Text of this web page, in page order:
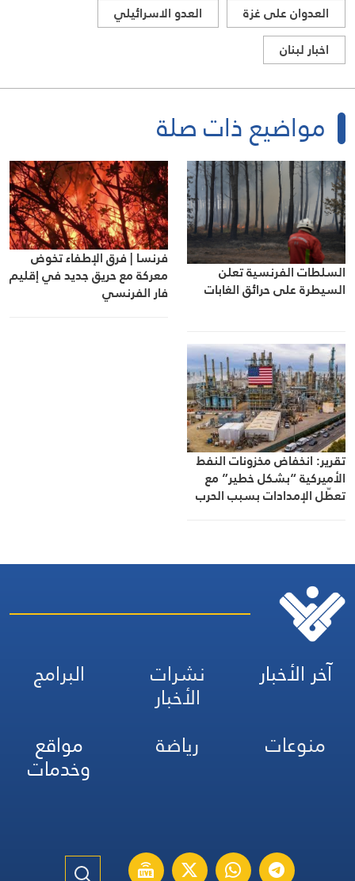
العدوان على غزة
العدو الاسرائيلي
اخبار لبنان
مواضيع ذات صلة
السلطات الفرنسية تعلن
السيطرة على حرائق الغابات
فرنسا | فرق الإطفاء تخوض
معركة مع حريق جديد في إقليم
فار الفرنسي
تقرير: انخفاض مخزونات النفط
الأميركية “بشكل خطير” مع
تعطّل الإمدادات بسبب الحرب
آخر الأخبار نشرات
الأخبار
البرامج
منوعات
رياضة مواقع
وخدمات